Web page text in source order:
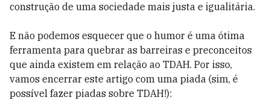
construção de uma sociedade mais justa e igualitária.
E não podemos esquecer que o humor é uma ótima
ferramenta para quebrar as barreiras e preconceitos
que ainda existem em relação ao TDAH. Por isso,
vamos encerrar este artigo com uma piada (sim, é
possível fazer piadas sobre TDAH!):